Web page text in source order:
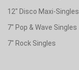
12" Disco Maxi-Singles
7" Pop & Wave Singles
7" Rock Singles